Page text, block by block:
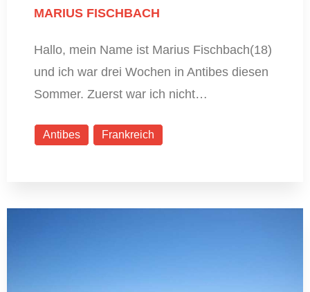
MARIUS FISCHBACH
Hallo, mein Name ist Marius Fischbach(18)
und ich war drei Wochen in Antibes diesen
Sommer. Zuerst war ich nicht…
Antibes Frankreich